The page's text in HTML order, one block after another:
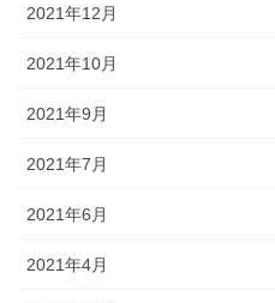
2021年12月
2021年10月
2021年9月
2021年7月
2021年6月
2021年4月